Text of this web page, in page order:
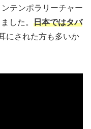
テンポラリーチャー
した。 日本ではタバ
にされた方も多いか